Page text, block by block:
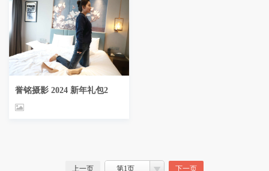
誉铭摄影 2024 新年礼包2
上一页 第1页 下一页